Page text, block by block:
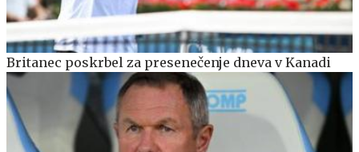
Britanec poskrbel za presenečenje dneva v Kanadi